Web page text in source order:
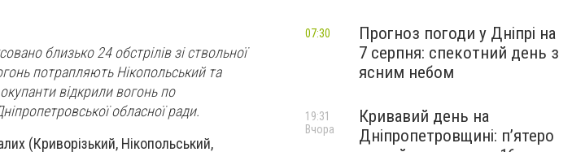
близько 24 обстрілів зі ствольної
потрапляють Нікопольський та
відкрили вогонь по
обласної ради.
(Криворізький, Нікопольський,
Прогноз погоди у Дніпрі на
7 серпня: спекотний день з
ясним небом
07:30
Кривавий день на
Дніпропетровщині: п’ятеро
19:31
Вчора